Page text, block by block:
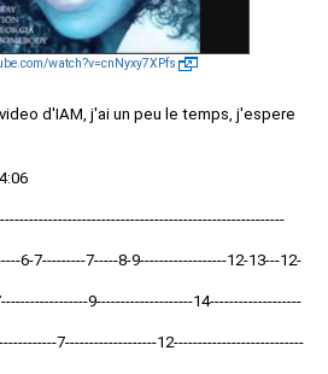
watch?v=cnNyxy7XPfs
d'IAM, j'ai un peu le temps, j'espere
6-7---------7-----8-9------------------12-13---12-
9--------------------14-------------------
7-------------------12---------------------------